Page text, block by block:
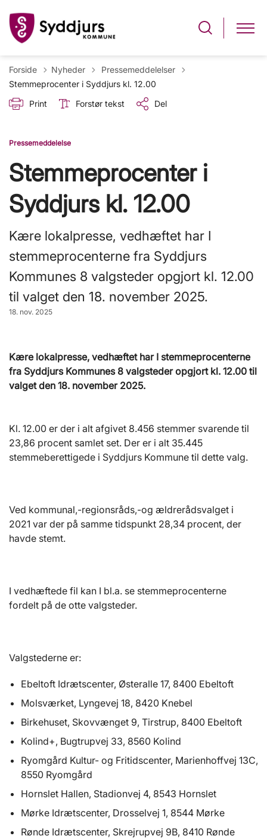
Forside Nyheder Tilbage til
Pressemeddelelser
Stemmeprocenter i Syddjurs kl. 12.00
Print
Forstør tekst Del
Pressemeddelelse
Stemmeprocenter i
Syddjurs kl. 12.00
Kære lokalpresse, vedhæftet har I
stemmeprocenterne fra Syddjurs
Kommunes 8 valgsteder opgjort kl. 12.00
til valget den 18. november 2025.
18. nov. 2025
Kære lokalpresse, vedhæftet har I stemmeprocenterne
fra Syddjurs Kommunes 8 valgsteder opgjort kl. 12.00 til
valget den 18. november 2025.
Kl. 12.00 er der i alt afgivet 8.456 stemmer svarende til
23,86 procent samlet set. Der er i alt 35.445
stemmeberettigede i Syddjurs Kommune til dette valg.
Ved kommunal,-regionsråds,-og ældrerådsvalget i
2021 var der på samme tidspunkt 28,34 procent, der
havde stemt.
I vedhæftede fil kan I bl.a. se stemmeprocenterne
fordelt på de otte valgsteder.
Valgstederne er:
Ebeltoft Idrætscenter, Østeralle 17, 8400 Ebeltoft
Molsværket, Lyngevej 18, 8420 Knebel
Birkehuset, Skovvænget 9, Tirstrup, 8400 Ebeltoft
Kolind+, Bugtrupvej 33, 8560 Kolind
Ryomgård Kultur- og Fritidscenter, Marienhoffvej 13C,
8550 Ryomgård
Hornslet Hallen, Stadionvej 4, 8543 Hornslet
Mørke Idrætscenter, Drosselvej 1, 8544 Mørke
Rønde Idrætscenter, Skrejrupvej 9B, 8410 Rønde